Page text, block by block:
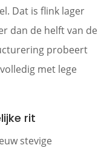
Dat is flink lager
dan de helft van de
probeert
met lege
rit
stevige